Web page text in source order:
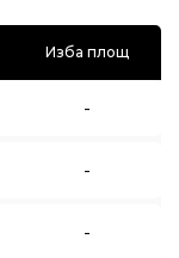
Изба площ
-
-
-